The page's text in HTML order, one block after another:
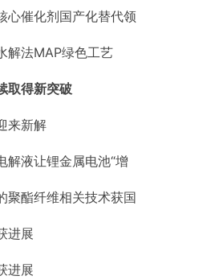
心催化剂国产化替代领
解法MAP绿色工艺
取得新突破
来新解
解液让锂金属电池“增
聚酯纤维相关技术获国
进展
进展